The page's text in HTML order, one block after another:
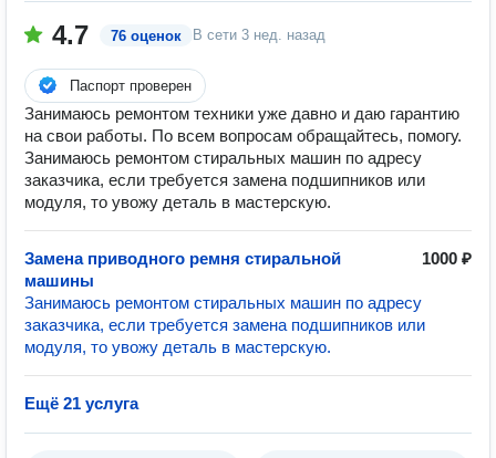
4.7 76 оценок В сети 3 нед. назад
Паспорт проверен
Занимаюсь ремонтом техники уже давно и даю гарантию
на свои работы. По всем вопросам обращайтесь, помогу.
Занимаюсь ремонтом стиральных машин по адресу
заказчика, если требуется замена подшипников или
модуля, то увожу деталь в мастерскую.
Замена приводного ремня стиральной
машины
1000 ₽
Занимаюсь ремонтом стиральных машин по адресу
заказчика, если требуется замена подшипников или
модуля, то увожу деталь в мастерскую.
Ещё 21 услуга